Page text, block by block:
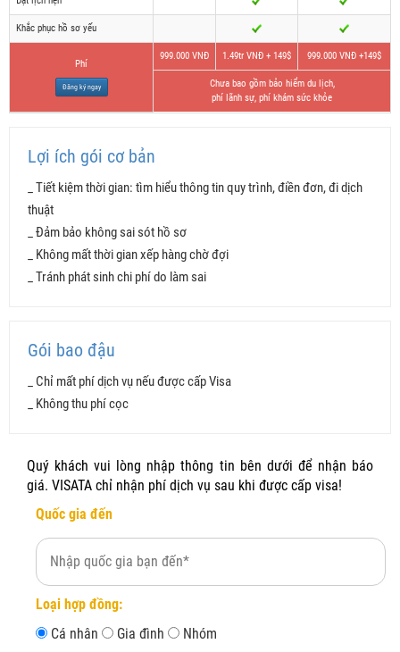
TIỆN ÍCH
Dịch thuật
Sắp xếp hồ sơ
Khắc phục hồ sơ yếu
Phí
Chưa bao gồm
phí lãnh sự, phí
Lợi ích gói cơ bản
_ Tiết kiệm thời gian: tìm hiểu thông tin quy trình, điền đơn, đi dịch
thuật
_ Đảm bảo không sai sót hồ sơ
_ Không mất thời gian xếp hàng chờ đợi
_ Tránh phát sinh chi phí do làm sai
Gói bao đậu
_ Chỉ mất phí dịch vụ nếu được cấp Visa
_ Không thu phí cọc
Quý khách vui lòng nhập thông tin bên dưới để nhận báo
giá. VISATA chỉ nhận phí dịch vụ sau khi được cấp visa!
Quốc gia đến
Loại hợp đồng:
Cá nhân
Gia đình
Nhóm